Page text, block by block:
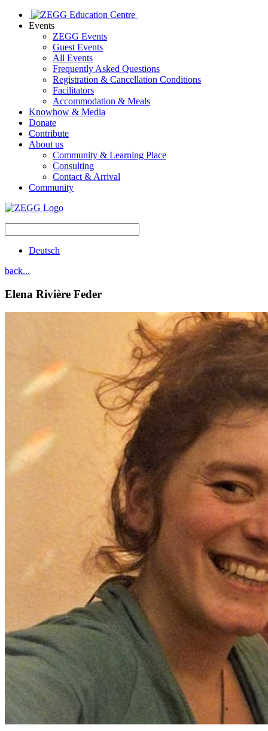
Events
ZEGG Events
Guest Events
All Events
Frequently Asked Questions
Registration & Cancellation Conditions
Facilitators
Accommodation & Meals
Knowhow & Media
Donate
Contribute
About us
Community & Learning Place
Consulting
Contact & Arrival
Community
Deutsch
back...
Elena Rivière Feder